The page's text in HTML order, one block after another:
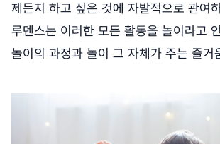
제든지 하고 싶은 것에 자발적으로 관여
루덴스는 이러한 모든 활동을 놀이라고
놀이의 과정과 놀이 그 자체가 주는 즐거